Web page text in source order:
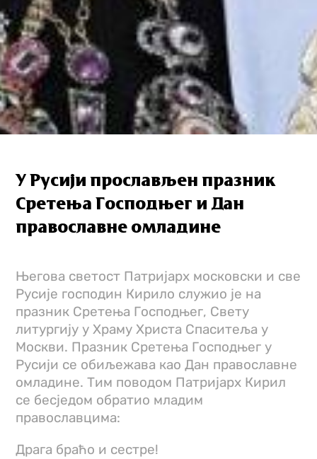
У Русији прослављен празник
Сретења Господњег и Дан
православне омладине
Његова светост Патријарх московски и све
Русије господин Кирило служио је на
празник Сретења Господњег, Свету
литургију у Храму Христа Спаситеља у
Москви. Празник Сретења Господњег у
Русији се обиљежава као Дан православне
омладине. Тим поводом Патријарх Кирил
се бесједом обратио младим
православцима:
Драга браћо и сестре!